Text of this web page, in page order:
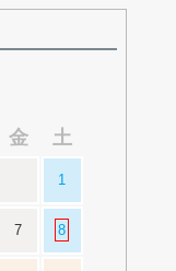
金 土
1
7 8